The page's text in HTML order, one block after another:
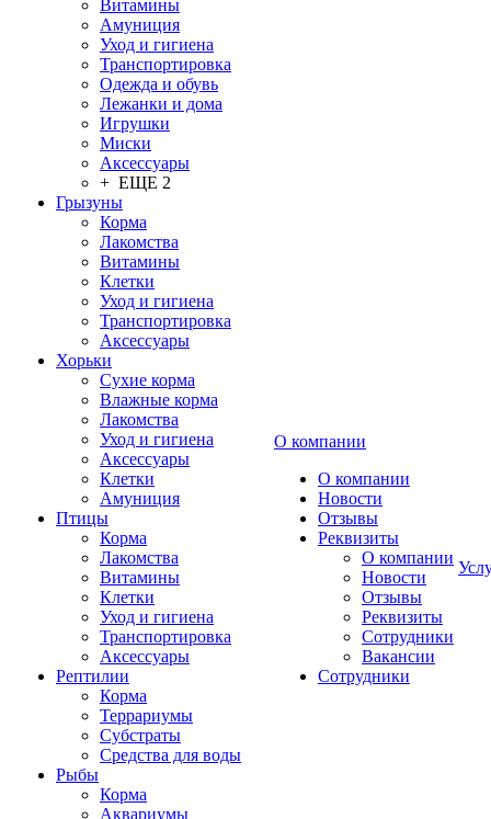
Витамины
Амуниция
Уход и гигиена
Транспортировка
Одежда и обувь
Лежанки и дома
Игрушки
Миски
Аксессуары
+ ЕЩЕ 2
Грызуны
Корма
Лакомства
Витамины
Клетки
Уход и гигиена
Транспортировка
Аксессуары
Хорьки
Сухие корма
Влажные корма
Лакомства
Уход и гигиена
Аксессуары
Клетки
Амуниция
Птицы
Корма
Лакомства
Витамины
Клетки
Уход и гигиена
Транспортировка
Аксессуары
Рептилии
Корма
Террариумы
Субстраты
Средства для воды
Рыбы
Корма
Аквариумы
О компании
О компании
Новости
Отзывы
Реквизиты
О компании
Новости
Отзывы
Реквизиты
Сотрудники
Вакансии
Сотрудники